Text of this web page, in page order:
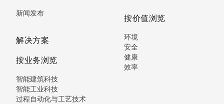
新闻发布
解决方案
按业务浏览
智能建筑科技
智能工业科技
过程自动化与工艺技术
按价值浏览
环境
安全
健康
效率